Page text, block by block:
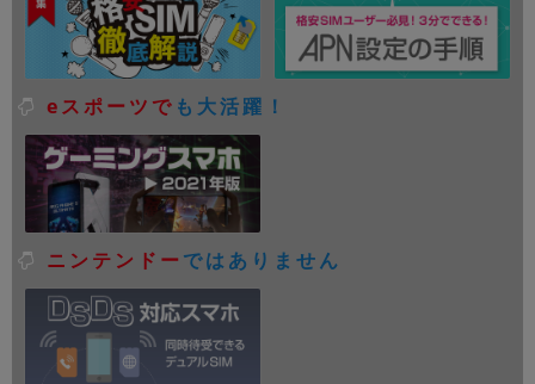
eスポーツで も大活躍！
ニンテンドー ではありません